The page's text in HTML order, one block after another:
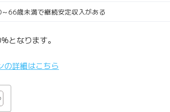
66歳未満で継続安定収入がある
となります。
の詳細はこちら